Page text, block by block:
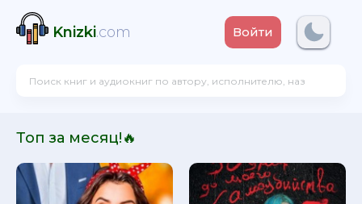
Knizki.com Войти
Топ за месяц!🔥